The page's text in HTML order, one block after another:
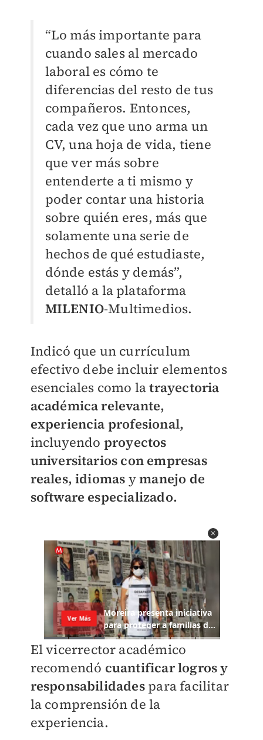
“Lo más importante para
cuando sales al mercado
laboral es cómo te
diferencias del resto de tus
compañeros. Entonces,
cada vez que uno arma un
CV, una hoja de vida, tiene
que ver más sobre
entenderte a ti mismo y
poder contar una historia
sobre quién eres, más que
solamente una serie de
hechos de qué estudiaste,
dónde estás y demás”,
detalló a la plataforma
MILENIO-Multimedios.
Indicó que un currículum
efectivo debe incluir elementos
esenciales como latrayectoria
académica relevante,
experiencia profesional,
incluyendo proyectos
universitarios con empresas
reales, idiomas ymanejo de
software especializado.
El vicerrector académico
recomendó cuantificar logros y
responsabilidadespara facilitar
la comprensión de la
experiencia.